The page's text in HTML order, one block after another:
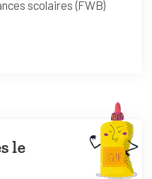
scolaires (FWB)
le